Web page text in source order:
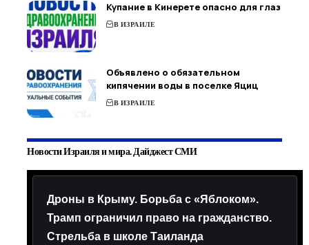
Купание в Кинерете опасно для глаз
В ИЗРАИЛЕ
Объявлено о обязательном
кипячении воды в поселке Яциц
В ИЗРАИЛЕ
Новости Израиля и мира. Дайджест СМИ